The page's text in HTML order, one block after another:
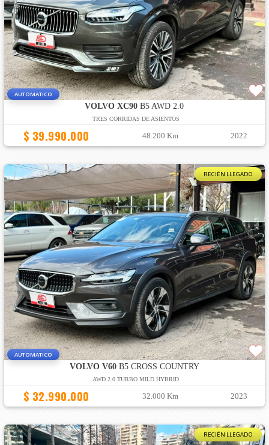
AUTOMATICO
VOLVO XC90 B5 AWD 2.0
TRES CORRIDAS DE ASIENTOS
$ 39.990.000 48.200 Km 2022
RECIÉN LLEGADO
AUTOMATICO
VOLVO V60B5 CROSS COUNTRY
AWD 2.0 TURBO MILD HYBRID
$ 32.990.000 32.000 Km 2023
RECIÉN LLEGADO